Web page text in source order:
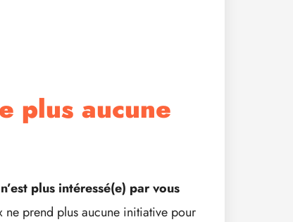
plus aucune
plus intéressé(e) par vous
ne prend plus aucune initiative pour